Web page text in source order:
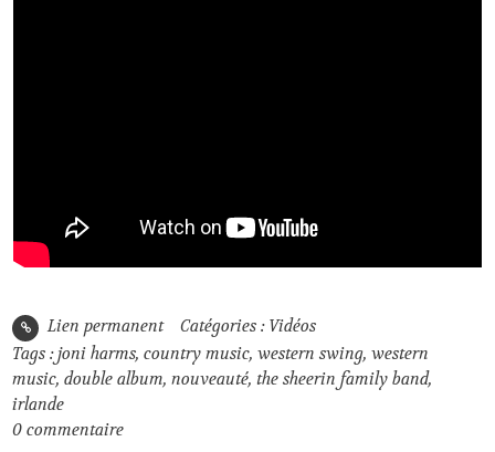
Lien permanent Catégories : Vidéos
Tags :joni harms,country music,western swing,western
music,double album,nouveauté,the sheerin family band,
irlande
0 commentaire